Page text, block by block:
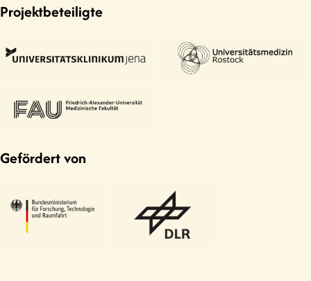
Projektbeteiligte
Gefördert von